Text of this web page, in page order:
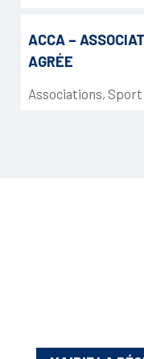
ACCA –
AGRÉE
Associations, Sport